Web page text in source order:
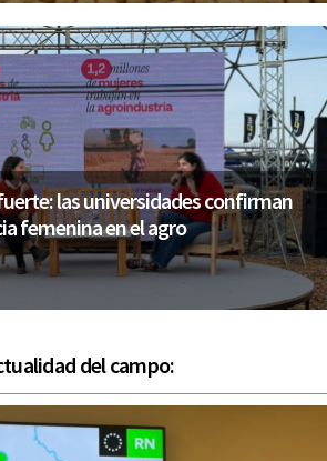
las universidades confirman
femenina en el agro
del campo: